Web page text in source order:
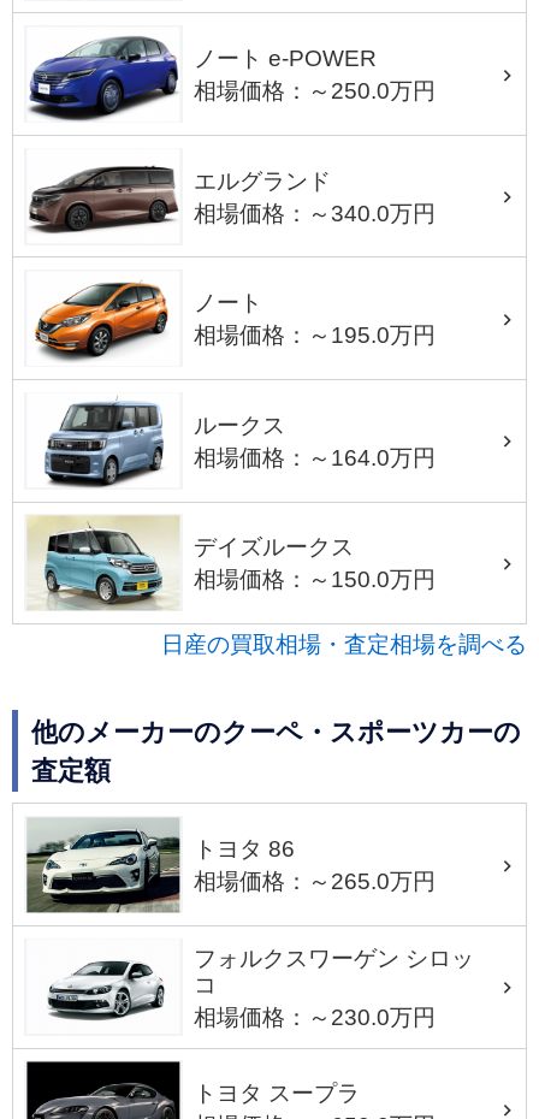
ノート e-POWER
相場価格：～250.0万円
エルグランド
相場価格：～340.0万円
ノート
相場価格：～195.0万円
ルークス
相場価格：～164.0万円
デイズルークス
相場価格：～150.0万円
日産の買取相場・査定相場を調べる
他のメーカーのクーペ・スポーツカーの
査定額
トヨタ 86
相場価格：～265.0万円
フォルクスワーゲン シロッ
コ
相場価格：～230.0万円
トヨタ スープラ